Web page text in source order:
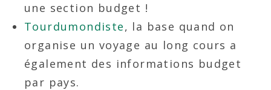
une section budget !
Tourdumondiste, la base quand on
organise un voyage au long cours a
également des informations budget
par pays.